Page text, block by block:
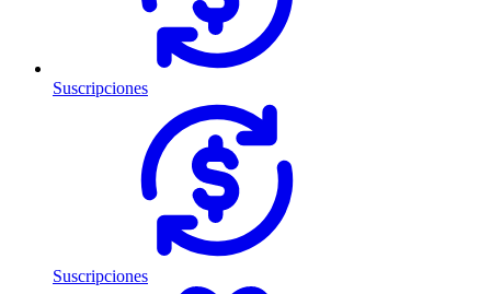
Suscripciones
Suscripciones